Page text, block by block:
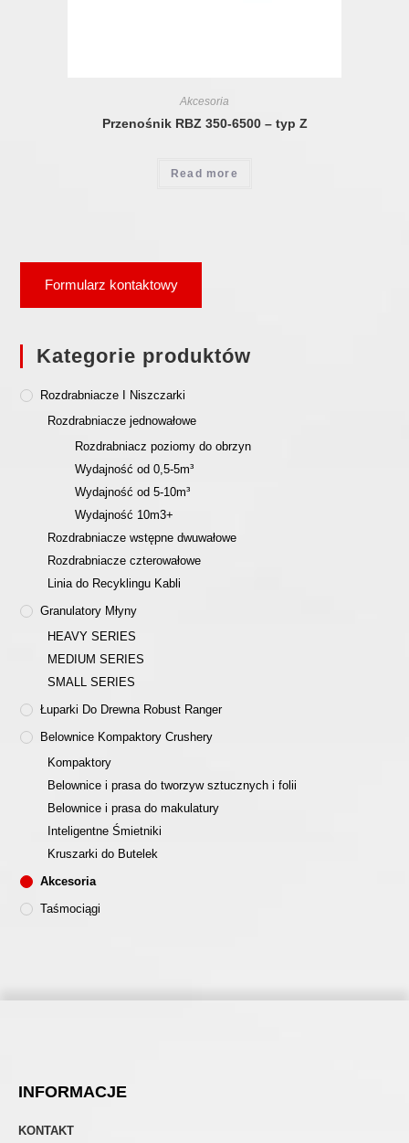
Akcesoria
Przenośnik RBZ 350-6500 – typ Z
Read more
Formularz kontaktowy
Kategorie produktów
Rozdrabniacze I Niszczarki
Rozdrabniacze jednowałowe
Rozdrabniacz poziomy do obrzyn
Wydajność od 0,5-5m³
Wydajność od 5-10m³
Wydajność 10m3+
Rozdrabniacze wstępne dwuwałowe
Rozdrabniacze czterowałowe
Linia do Recyklingu Kabli
Granulatory Młyny
HEAVY SERIES
MEDIUM SERIES
SMALL SERIES
Łuparki Do Drewna Robust Ranger
Belownice Kompaktory Crushery
Kompaktory
Belownice i prasa do tworzyw sztucznych i folii
Belownice i prasa do makulatury
Inteligentne Śmietniki
Kruszarki do Butelek
Akcesoria
Taśmociągi
INFORMACJE
KONTAKT